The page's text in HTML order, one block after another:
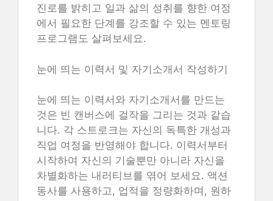
진로를 밝히고 일과 삶의 성취를 향한 여정
에서 필요한 단계를 강조할 수 있는 멘토링
프로그램도 살펴보세요.
눈에 띄는 이력서 및 자기소개서 작성하기
눈에 띄는 이력서와 자기소개서를 만드는
것은 빈 캔버스에 걸작을 그리는 것과 같습
니다. 각 스트로크는 자신의 독특한 개성과
직업 여정을 반영해야 합니다. 이력서부터
시작하여 자신의 기술뿐만 아니라 자신을
차별화하는 내러티브를 엮어 보세요. 액션
동사를 사용하고, 업적을 정량화하며, 원하